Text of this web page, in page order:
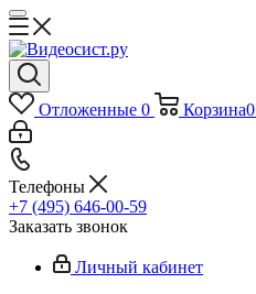
Отложенные 0 Корзина0
Телефоны
+7 (495) 646-00-59
Заказать звонок
Личный кабинет